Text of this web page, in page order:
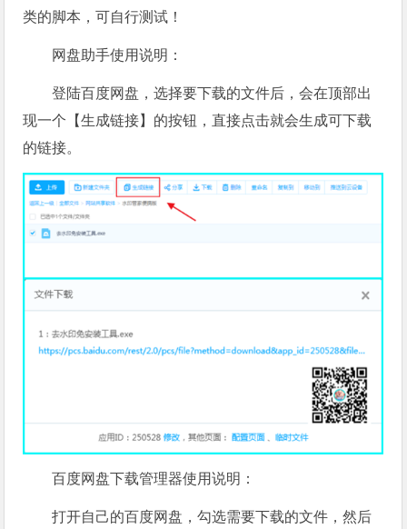
类的脚本，可自行测试！
网盘助手使用说明：
登陆百度网盘，选择要下载的文件后，会在顶部出
现一个【生成链接】的按钮，直接点击就会生成可下载
的链接。
百度网盘下载管理器使用说明：
打开自己的百度网盘，勾选需要下载的文件，然后